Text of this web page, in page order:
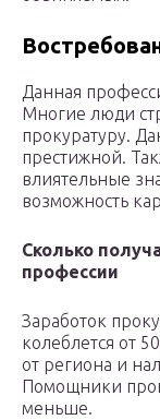
Данная
Многие люди
прокуратуру.
престижной.
влиятельные
возможность
Сколько
профессии
Заработок
колеблется от
от региона и
Помощники
меньше.